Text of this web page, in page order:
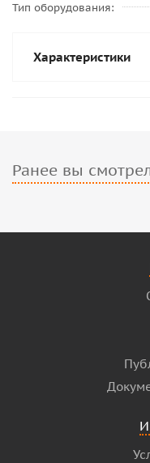
Тип оборудования
Характеристики
Ранее вы